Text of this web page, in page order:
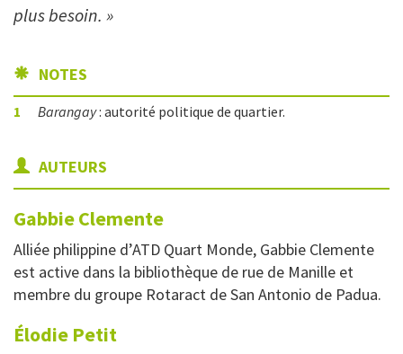
plus besoin. »
NOTES
1 Barangay: autorité politique de quartier.
AUTEURS
GabbieClemente
Alliée philippine d’ATD Quart Monde, Gabbie Clemente
est active dans la bibliothèque de rue de Manille et
membre du groupe Rotaract de San Antonio de Padua.
Élodie Petit